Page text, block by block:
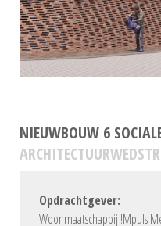
NIEUWBOUW 6
Opdrachtgever:
Woonmaatschappij !Mpuls